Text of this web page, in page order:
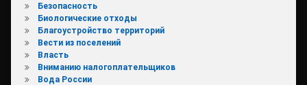
Безопасность
Биологические отходы
Благоустройство территорий
Вести из поселений
Власть
Вниманию налогоплательщиков
Вода России